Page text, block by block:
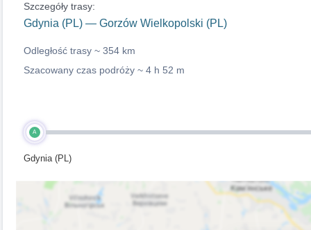
Szczegóły trasy:
Gdynia (PL) — Gorzów Wielkopolski (PL)
Odległość trasy ~ 354 km
Szacowany czas podróży ~ 4 h 52 m
A
Gdynia (PL)